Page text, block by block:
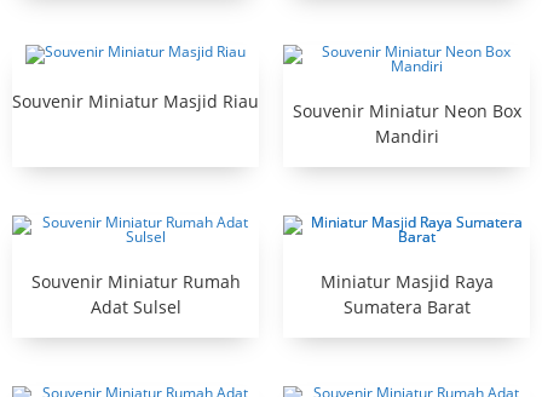
Souvenir Miniatur Masjid Riau
Souvenir Miniatur Neon Box
Mandiri
Souvenir Miniatur Rumah
Adat Sulsel
Miniatur Masjid Raya
Sumatera Barat